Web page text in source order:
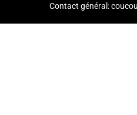
Contact général: